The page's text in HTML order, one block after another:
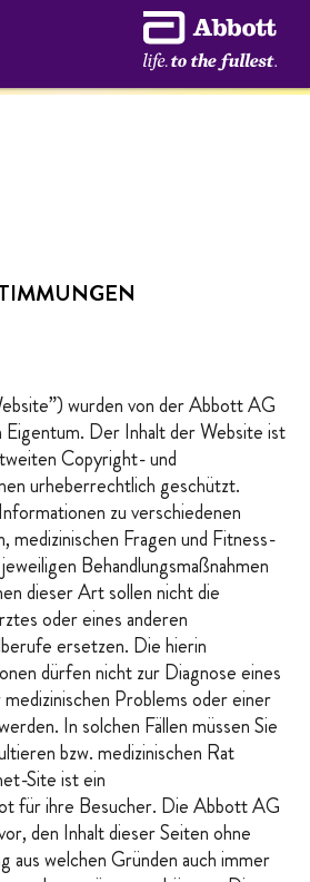
wurden von der Abbott AG
Eigentum. Der Inhalt der Website ist
Copyright- und
urheberrechtlich geschützt.
zu verschiedenen
medizinischen Fragen und Fitness-
Behandlungsmaßnahmen
dieser Art sollen nicht die
oder eines anderen
ersetzen. Die hierin
dürfen nicht zur Diagnose eines
Problems oder einer
In solchen Fällen müssen Sie
bzw. medizinischen Rat
Site ist ein
für ihre Besucher. Die Abbott AG
den Inhalt dieser Seiten ohne
aus welchen Gründen auch immer